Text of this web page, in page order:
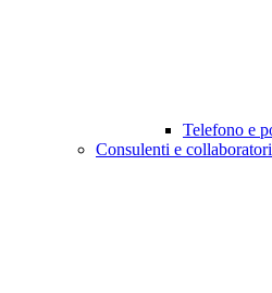
Telefono e
Consulenti e collaboratori